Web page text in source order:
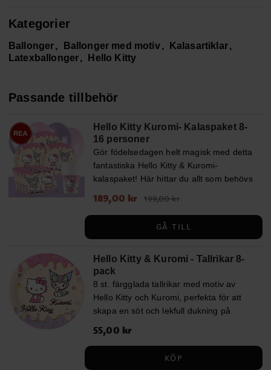
Kategorier
Ballonger Ballonger med motiv
Kalasartiklar
Latexballonger
Hello Kitty
Passande tillbehör
Hello Kitty Kuromi- Kalaspaket 8-
16 personer
Gör födelsedagen helt magisk med detta
fantastiska Hello Kitty & Kuromi-
kalaspaket! Här hittar du allt som behövs
som kommer att förtrolla alla små fans
innehåller snyggt designade tallrikar (23
(33 x 33 cm) med de ikoniska motiven.
Välj den storlek som passar bäst för just
ert firande, antingen för 8 eller 16
personer. För att verkligen sätta
stämningen ingår även 10 ljusrosa och
10 ljuslila ballonger som skapar en
festlig atmosfär, samt en matchande
ljuslila plastduk (137 x 274 cm) som gör
Nuvarande pris:189,00 kr
189,00 kr 199,00 kr
GÅ TILL
Hello Kitty & Kuromi - Tallrikar 8-
pack
8 st. färgglada tallrikar med motiv av
Hello Kitty och Kuromi, perfekta för att
skapa en söt och lekfull dukning på
kalaset. De fina pastellfärgerna och de
festliga detaljerna med glass och
blickfångare på bordet. Tallrikarna är
Pris:55,00 kr
55,00 kr
KÖP